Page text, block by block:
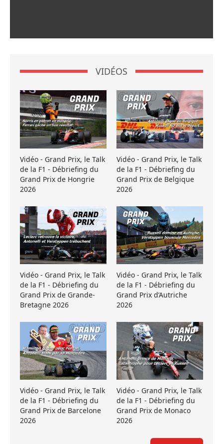
VIDÉOS
Vidéo - Grand Prix, le Talk
de la F1 - Débriefing du
Grand Prix de Hongrie
2026
Vidéo - Grand Prix, le Talk
de la F1 - Débriefing du
Grand Prix de Belgique
2026
Vidéo - Grand Prix, le Talk
de la F1 - Débriefing du
Grand Prix de Grande-
Bretagne 2026
Vidéo - Grand Prix, le Talk
de la F1 - Débriefing du
Grand Prix d’Autriche
2026
Vidéo - Grand Prix, le Talk
de la F1 - Débriefing du
Grand Prix de Barcelone
2026
Vidéo - Grand Prix, le Talk
de la F1 - Débriefing du
Grand Prix de Monaco
2026